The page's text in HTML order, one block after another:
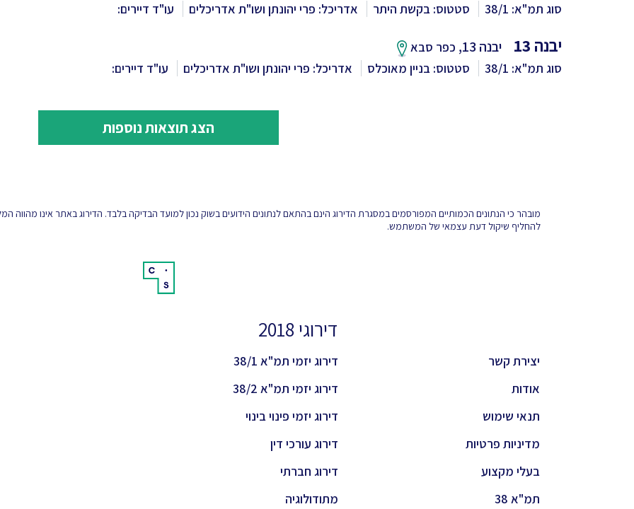
סוג תמ"א: 38/1
סטטוס: בקשת היתר אדריכל: פרי יהונתן ושו"ת אדריכלים עו"ד דיירים:
יבנה 13 יבנה 13,
כפר סבא
סוג תמ"א: 38/1
סטטוס: בניין מאוכלס אדריכל: פרי יהונתן ושו"ת אדריכלים עו"ד דיירים:
הצג תוצאות נוספות
מובהר כי הנתונים הכמותיים המפורסמים במסגרת הדירוג הינם בהתאם לנתונים הידועים בשוק נכון למועד הבדיקה בלבד. הדירוג באתר אינו
להחליף שיקול דעת עצמאי של המשתמש.
יצירת קשר
אודות
תנאי שימוש
מדיניות פרטיות
בעלי מקצוע
תמ"א 38
דירוגי 2018
דירוג יזמי תמ"א 38/1
דירוג יזמי תמ"א 38/2
דירוג יזמי פינוי בינוי
דירוג עורכי דין
דירוג חברתי
מתודולוגיה